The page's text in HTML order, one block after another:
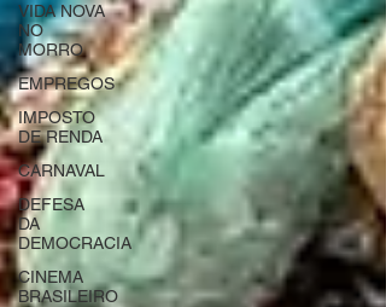
VIDA NOVA
NO
MORRO
EMPREGOS
IMPOSTO
DE RENDA
CARNAVAL
DEFESA
DA
DEMOCRACIA
CINEMA
BRASILEIRO